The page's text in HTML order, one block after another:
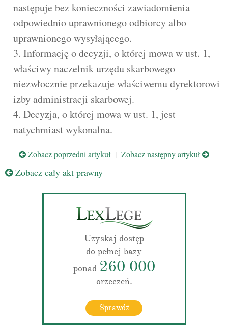
następuje bez konieczności zawiadomienia
odpowiednio uprawnionego odbiorcy albo
uprawnionego wysyłającego.
3. Informację o decyzji, o której mowa w ust. 1,
właściwy naczelnik urzędu skarbowego
niezwłocznie przekazuje właściwemu dyrektorowi
izby administracji skarbowej.
4. Decyzja, o której mowa w ust. 1, jest
natychmiast wykonalna.
Zobacz poprzedni artykuł | Zobacz następny artykuł
Zobacz cały akt prawny
Uzyskaj dostęp
do pełnej bazy
ponad 260 000
orzeczeń.
Sprawdź